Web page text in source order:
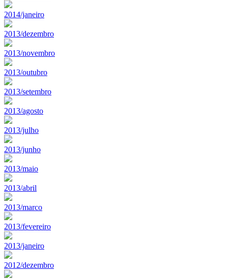
2014/janeiro
2013/dezembro
2013/novembro
2013/outubro
2013/setembro
2013/agosto
2013/julho
2013/junho
2013/maio
2013/abril
2013/marco
2013/fevereiro
2013/janeiro
2012/dezembro